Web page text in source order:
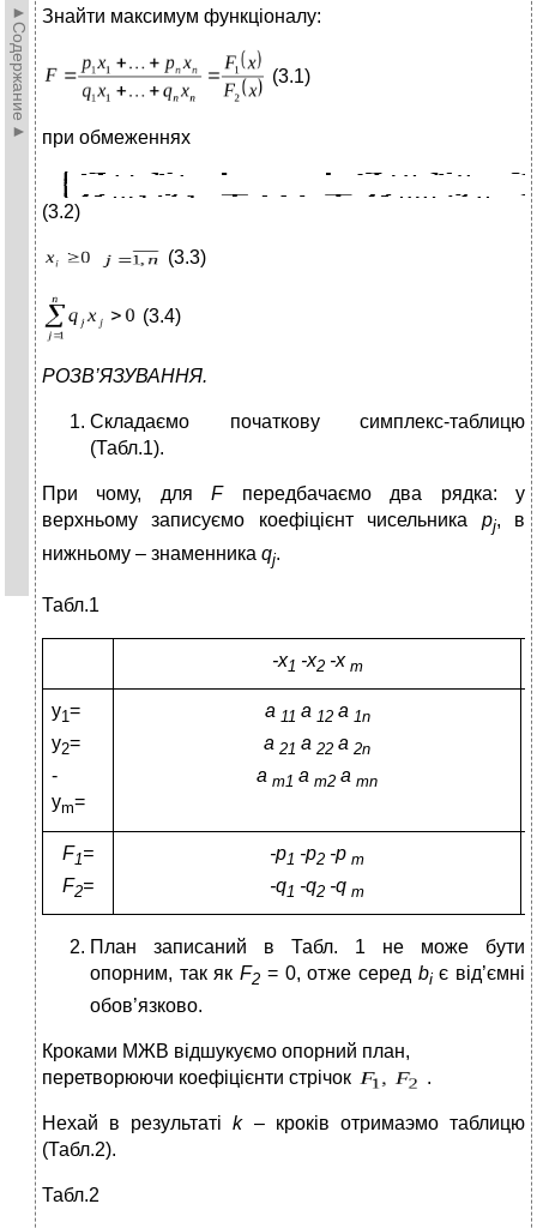
►Содержание► Знайти максимум функціоналу:
(3.1)
при обмеженнях
(3.2)
(3.3)
(3.4)
РОЗВ’ЯЗУВАННЯ.
Складаємо початкову симплекс-таблицю
(Табл.1).
При чому, дляFпередбачаємо два рядка: у
верхньому записуємо коефіцієнт чисельника pj, в
нижньому – знаменника qj.
Табл.1
-x1 -x2-x m
y1 =
y2=
-
ym=
a 11 a 12a 1n
a 21 a 22 a 2n
a m1 a m2 a mn
F1=
F2=
-p1 -p2 -p m
-q1 -q2 -q m
План записаний в Табл. 1 не може бути
опорним, так якF2 = 0, отже серед bіє від’ємні
обов’язково.
Кроками МЖВ відшукуємо опорний план,
перетворюючи коефіцієнти стрічок
.
Нехай в результатіk– кроків отримаэмо таблицю
(Табл.2).
Табл.2